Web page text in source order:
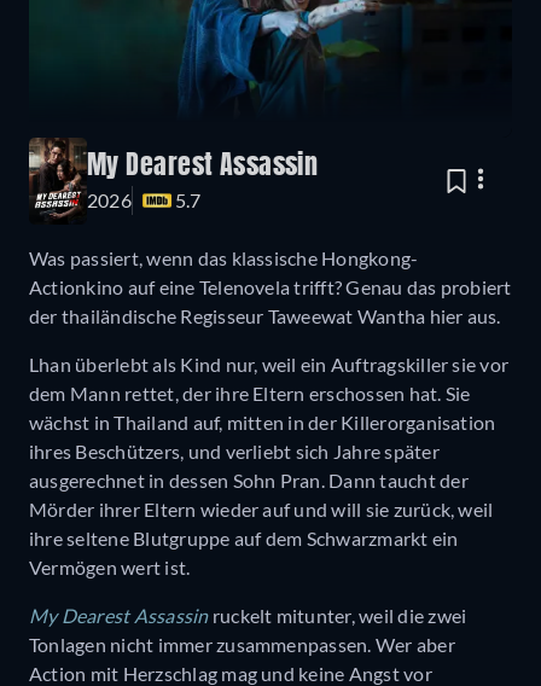
My Dearest Assassin
2026 5.7
Was passiert, wenn das klassische Hongkong-
Actionkino auf eine Telenovela trifft? Genau das probiert
der thailändische Regisseur Taweewat Wantha hier aus.
Lhan überlebt als Kind nur, weil ein Auftragskiller sie vor
dem Mann rettet, der ihre Eltern erschossen hat. Sie
wächst in Thailand auf, mitten in der Killerorganisation
ihres Beschützers, und verliebt sich Jahre später
ausgerechnet in dessen Sohn Pran. Dann taucht der
Mörder ihrer Eltern wieder auf und will sie zurück, weil
ihre seltene Blutgruppe auf dem Schwarzmarkt ein
Vermögen wert ist.
My Dearest Assassinruckelt mitunter, weil die zwei
Tonlagen nicht immer zusammenpassen. Wer aber
Action mit Herzschlag mag und keine Angst vor